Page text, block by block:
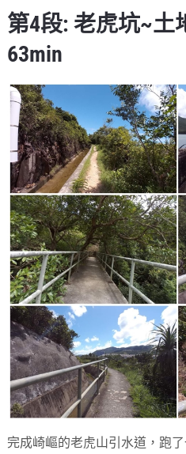
第4段: 老虎坑~土
63min
完成崎嶇的老虎山引水道，跑